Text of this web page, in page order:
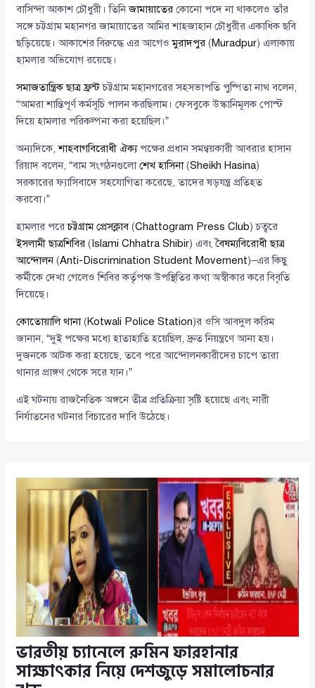
বাসিন্দা আকাশ চৌধুরী। তিনিজামায়াতের কোনো পদে না থাকলেও তাঁর
সঙ্গে চট্টগ্রাম মহানগর জামায়াতের আমির শাহজাহান চৌধুরীর একাধিক ছবি
ছড়িয়েছে। আকাশের বিরুদ্ধে এর আগেওমুরাদপুর (Muradpur) এলাকায়
হামলার অভিযোগ রয়েছে।
সমাজতান্ত্রিক ছাত্র ফ্রন্টচট্টগ্রাম মহানগরের সহসভাপতি পুষ্পিতা নাথ বলেন,
“আমরা শান্তিপূর্ণ কর্মসূচি পালন করছিলাম। ফেসবুকে উস্কানিমূলক পোস্ট
দিয়ে হামলার পরিকল্পনা করা হয়েছিল।”
অন্যদিকে,শাহবাগবিরোধী ঐক্যপক্ষের প্রধান সমন্বয়কারী আবরার হাসান
রিয়াদ বলেন, “বাম সংগঠনগুলোশেখ হাসিনা(Sheikh Hasina)
সরকারের ফ্যাসিবাদে সহযোগিতা করেছে, তাদের ষড়যন্ত্র প্রতিহত
করবো।”
হামলার পরেচট্টগ্রাম প্রেসক্লাব(Chattogram Press Club) চত্বরে
ইসলামী ছাত্রশিবির ( Islami Chhatra Shibir) এবংবৈষম্যবিরোধী ছাত্র
আন্দোলন(Anti-Discrimination Student Movement)–এর কিছু
কর্মীকে দেখা গেলেও শিবির কর্তৃপক্ষ উপস্থিতির কথা অস্বীকার করে বিবৃতি
দিয়েছে।
কোতোয়ালি থানা(Kotwali Police Station)র ওসি আবদুল করিম
জানান, “দুই পক্ষের মধ্যে হাতাহাতি হয়েছিল, দ্রুত নিয়ন্ত্রণে আনা হয়।
দুজনকে আটক করা হয়েছে, তবে পরে আন্দোলনকারীদের চাপে তারা
থানার প্রাঙ্গণ থেকে সরে যান।”
এই ঘটনায় রাজনৈতিক অঙ্গনে তীব্র প্রতিক্রিয়া সৃষ্টি হয়েছে এবং নারী
নির্যাতনের ঘটনার বিচারের দাবি উঠেছে।
ভারতীয় চ্যানেলে রুমিন ফারহানার
সাক্ষাৎকার নিয়ে দেশজুড়ে সমালোচনার